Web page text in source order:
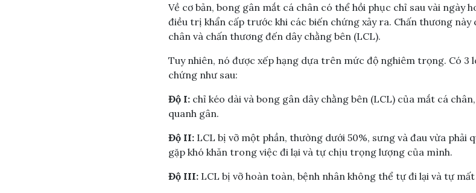
Về cơ bản, bong gân mắt cá chân có thể hồi phục chỉ sau vài ngày
điều trị khẩn cấp trước khi các biến chứng xảy ra. Chấn thương
chân và chấn thương đến dây chằng bên (LCL).
Tuy nhiên, nó được xếp hạng dựa trên mức độ nghiêm trọng. Có 3
chứng như sau:
Độ I: chỉ kéo dài và bong gân dây chằng bên (LCL) của mắt cá
quanh gân.
Độ II: LCL bị vỡ một phần, thường dưới 50%, sưng và đau vừa phải
gặp khó khăn trong việc đi lại và tự chịu trọng lượng của mình.
Độ III: LCL bị vỡ hoàn toàn, bệnh nhân không thể tự đi lại và tự